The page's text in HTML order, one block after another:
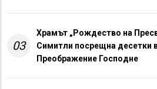
03
Храмът „Рождество на
Симитли посрещна десетки
Преображение Господне